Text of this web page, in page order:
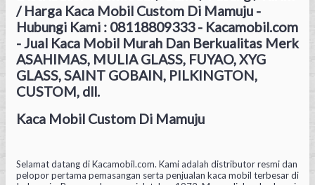
/ Harga Kaca Mobil Custom Di Mamuju -
Hubungi Kami : 08118809333 - Kacamobil.com
- Jual Kaca Mobil Murah Dan Berkualitas Merk
ASAHIMAS, MULIA GLASS, FUYAO, XYG
GLASS, SAINT GOBAIN, PILKINGTON,
CUSTOM, dll.
Kaca Mobil Custom Di Mamuju
Selamat datang di Kacamobil.com. Kami adalah distributor resmi dan
pelopor pertama pemasangan serta penjualan kaca mobil terbesar di